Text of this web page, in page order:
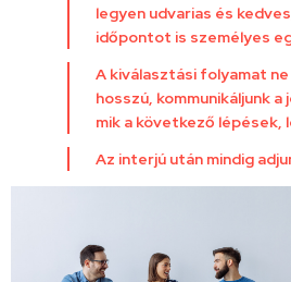
legyen udvarias és
időpontot is személyes
A kiválasztási folyamat
hosszú, kommunikáljunk
mik a következő lépések,
Az interjú után mindig